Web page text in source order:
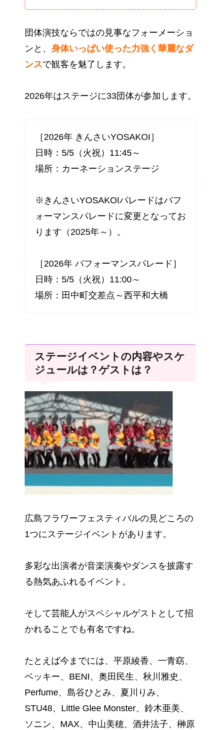
団体演技ならではの見事なフォーメーショ
ンと、 身体いっぱい使った力強く華麗なダ
ンスで観客を魅了します。
2026年はステージに33団体が参加します。
［2026年 きんさいYOSAKOI］
日時：5/5（火祝）11:45～
場所：カーネーションステージ
※きんさいYOSAKOIパレードはパフ
ォーマンスパレードに変更となってお
ります（2025年～）。
［2026年 パフォーマンスパレード］
日時：5/5（火祝）11:00～
場所：田中町交差点～西平和大橋
ステージイベントの内容やスケ
ジュールは？ゲストは？
広島フラワーフェスティバルの見どころの
1つにステージイベントがあります。
多彩な出演者が音楽演奏やダンスを披露す
る熱気あふれるイベント。
そして芸能人がスペシャルゲストとして招
かれることでも有名ですね。
たとえば今までには、平原綾香、一青窈、
ベッキー、BENI、奥田民生、秋川雅史、
Perfume、島谷ひとみ、夏川りみ、
STU48、Little Glee Monster、鈴木亜美、
ソニン、MAX、中山美穂、酒井法子、榊原